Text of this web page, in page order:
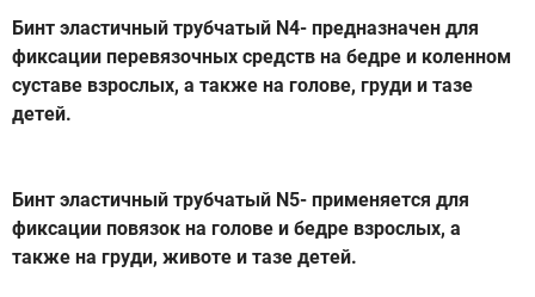
Бинт эластичный трубчатый N4- предназначен для
фиксации перевязочных средств на бедре и коленном
суставе взрослых, а также на голове, груди и тазе
детей.
Бинт эластичный трубчатый N5- применяется для
фиксации повязок на голове и бедре взрослых, а
также на груди, животе и тазе детей.